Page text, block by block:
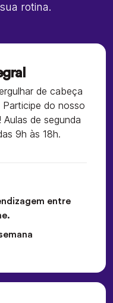
rotina.
de cabeça
do nosso
de segunda
9h às 18h.
entre